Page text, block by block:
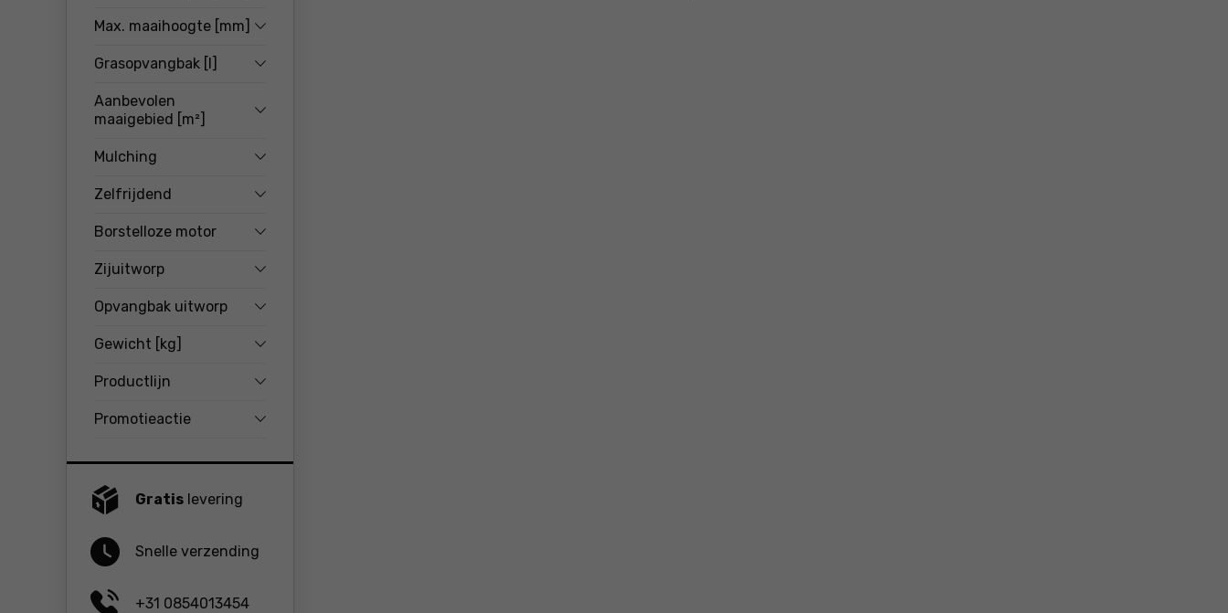
Max. maaihoogte [mm]
Grasopvangbak [l]
Aanbevolen
maaigebied [m²]
Mulching
Zelfrijdend
Borstelloze motor
Zijuitworp
Opvangbak uitworp
Gewicht [kg]
Productlijn
Promotieactie
Gratis levering
Snelle verzending
+31 0854013454